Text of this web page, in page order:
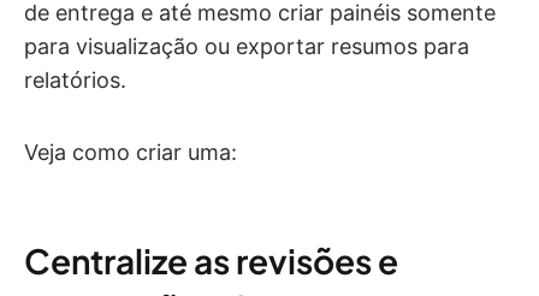
de entrega e até mesmo criar painéis somente
para visualização ou exportar resumos para
relatórios.
Veja como criar uma:
Centralize as revisões e